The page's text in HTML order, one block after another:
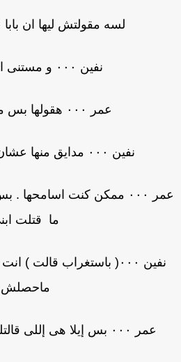
لسه مقولتش ليها ان بابا
نفين ٠٠٠ و مستنى ايه.... قولها
عمر ٠٠٠ هقولها بس مش دلوقتى
نفين ٠٠٠ مدايق منها عشان هربت منك صح
عمر ٠٠٠ ممكن كنت اسامحها .
ما قتلت ابنى
نفين ٠٠٠( باستغراب قالت )
ماحصلش
عمر ٠٠٠ بس إيلا هى إللى قالتلى انها اجهضت البيبى